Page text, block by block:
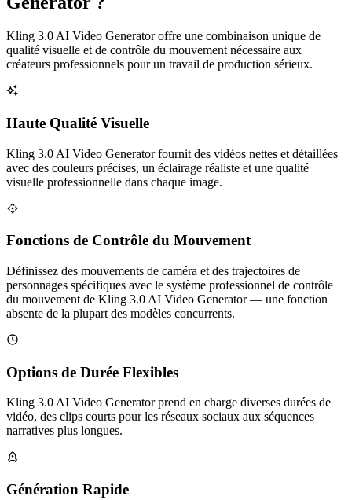
Kling 3.0 AI Video Generator offre une combinaison unique de
qualité visuelle et de contrôle du mouvement nécessaire aux
créateurs professionnels pour un travail de production sérieux.
Haute Qualité Visuelle
Kling 3.0 AI Video Generator fournit des vidéos nettes et détaillées
avec des couleurs précises, un éclairage réaliste et une qualité
visuelle professionnelle dans chaque image.
Fonctions de Contrôle du Mouvement
Définissez des mouvements de caméra et des trajectoires de
personnages spécifiques avec le système professionnel de contrôle
du mouvement de Kling 3.0 AI Video Generator — une fonction
absente de la plupart des modèles concurrents.
Options de Durée Flexibles
Kling 3.0 AI Video Generator prend en charge diverses durées de
vidéo, des clips courts pour les réseaux sociaux aux séquences
narratives plus longues.
Génération Rapide